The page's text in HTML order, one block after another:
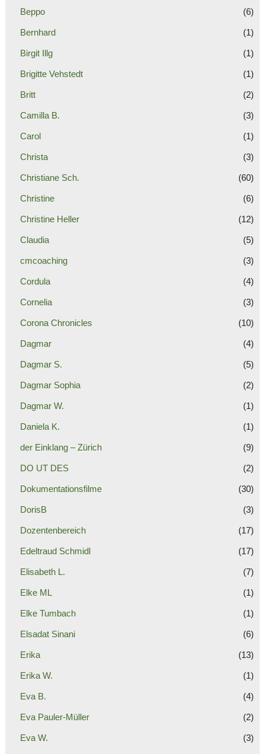
Beppo (6)
Bernhard (1)
Birgit Illg (1)
Brigitte Vehstedt (1)
Britt (2)
Camilla B. (3)
Carol (1)
Christa (3)
Christiane Sch. (60)
Christine (6)
Christine Heller (12)
Claudia (5)
cmcoaching (3)
Cordula (4)
Cornelia (3)
Corona Chronicles (10)
Dagmar (4)
Dagmar S. (5)
Dagmar Sophia (2)
Dagmar W. (1)
Daniela K. (1)
der Einklang – Zürich (9)
DO UT DES (2)
Dokumentationsfilme (30)
DorisB (3)
Dozentenbereich (17)
Edeltraud Schmidl (17)
Elisabeth L. (7)
Elke ML (1)
Elke Tumbach (1)
Elsadat Sinani (6)
Erika (13)
Erika W. (1)
Eva B. (4)
Eva Pauler-Müller (2)
Eva W. (3)